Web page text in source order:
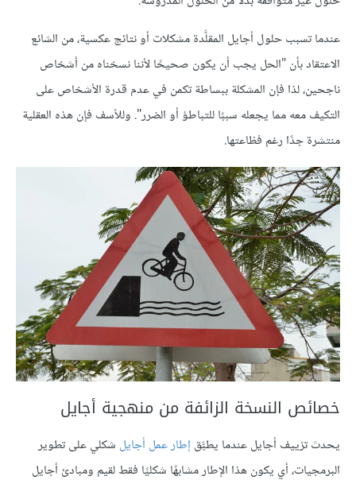
عندما تسبب حلول أجايل المقلَّدة مشكلات أو نتائج عكسية، من الشائع
الاعتقاد بأن "الحل يجب أن يكون صحيحًا لأننا نسخناه من أشخاص
ناجحين، لذا فإن المشكلة ببساطة تكمن في عدم قدرة الأشخاص على
التكيف معه مما يجعله سببًا للتباطؤ أو الضرر". وللأسف فإن هذه العقلية
منتشرة جدًا رغم فظاعتها.
خصائص النسخة الزائفة من منهجية أجايل
يحدث تزييف أجايل عندما يطبَّق إطار عمل أجايل شكلي على تطوير
البرمجيات، أي يكون هذا الإطار مشابهًا شكليًا فقط لقيم ومبادئ أجايل